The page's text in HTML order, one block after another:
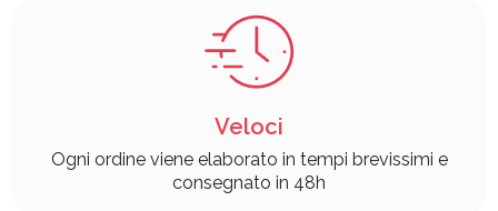
Veloci
Ogni ordine viene elaborato in tempi brevissimi e
consegnato in 48h